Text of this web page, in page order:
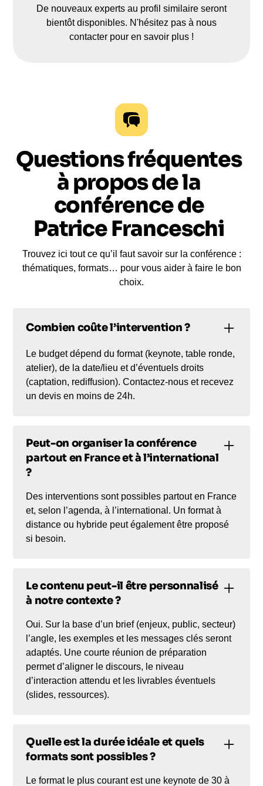
De nouveaux experts au profil similaire seront
bientôt disponibles. N'hésitez pas à nous
contacter pour en savoir plus !
Questions fréquentes
à propos de la
conférence de
Patrice Franceschi
Trouvez ici tout ce qu’il faut savoir sur la conférence :
thématiques, formats… pour vous aider à faire le bon
choix.
Combien coûte l’intervention ?
Le budget dépend du format (keynote, table ronde,
atelier), de la date/lieu et d’éventuels droits
(captation, rediffusion). Contactez-nous et recevez
un devis en moins de 24h.
Peut-on organiser la conférence
partout en France et à l’international
?
Des interventions sont possibles partout en France
et, selon l’agenda, à l’international. Un format à
distance ou hybride peut également être proposé
si besoin.
Le contenu peut-il être personnalisé
à notre contexte ?
Oui. Sur la base d’un brief (enjeux, public, secteur)
l’angle, les exemples et les messages clés seront
adaptés. Une courte réunion de préparation
permet d’aligner le discours, le niveau
d’interaction attendu et les livrables éventuels
(slides, ressources).
Quelle est la durée idéale et quels
formats sont possibles ?
Le format le plus courant est une keynote de 30 à